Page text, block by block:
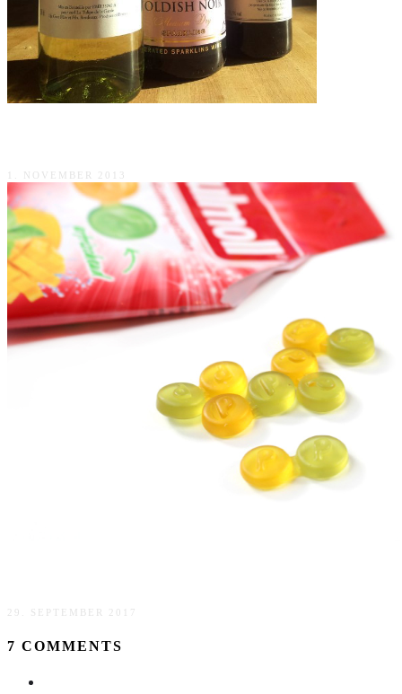
1. NOVEMBER 2013
29. SEPTEMBER 2017
7 COMMENTS